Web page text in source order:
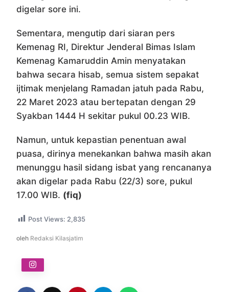
digelar sore ini.
Sementara, mengutip dari siaran pers
Kemenag RI, Direktur Jenderal Bimas Islam
Kemenag Kamaruddin Amin menyatakan
bahwa secara hisab, semua sistem sepakat
ijtimak menjelang Ramadan jatuh pada Rabu,
22 Maret 2023 atau bertepatan dengan 29
Syakban 1444 H sekitar pukul 00.23 WIB.
Namun, untuk kepastian penentuan awal
puasa, dirinya menekankan bahwa masih akan
menunggu hasil sidang isbat yang rencananya
akan digelar pada Rabu (22/3) sore, pukul
17.00 WIB. (fiq)
Post Views: 2,835
oleh Redaksi Kilasjatim